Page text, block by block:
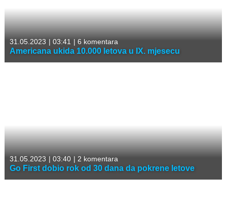
31.05.2023 | 03:41 | 6 komentara
Americana ukida 10.000 letova u IX. mjesecu
31.05.2023 | 03:40 | 2 komentara
Go First dobio rok od 30 dana da pokrene letove